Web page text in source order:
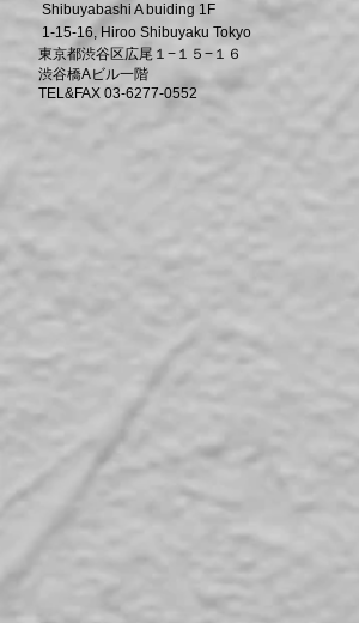
Shibuyabashi A buiding 1F
1-15-16, Hiroo Shibuyaku Tokyo
東京都渋谷区広尾１−１５−１６
渋谷橋Aビル一階
TEL&FAX 03-6277-0552